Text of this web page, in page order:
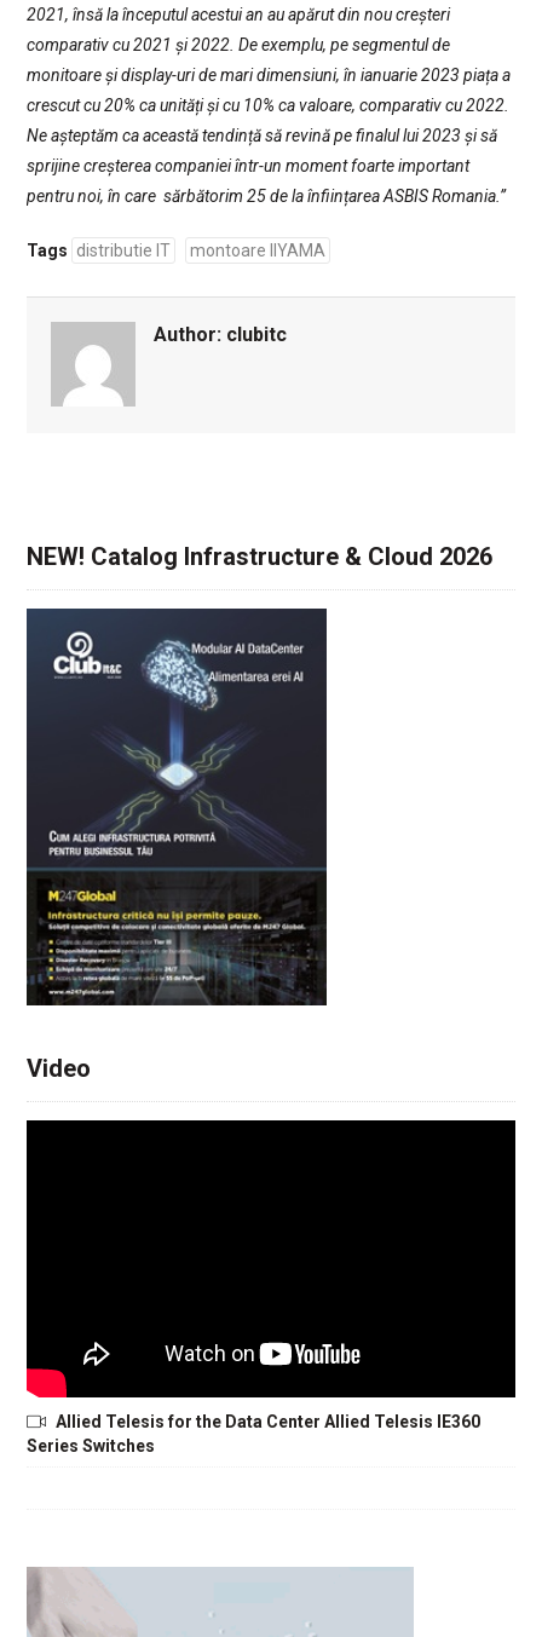
2021, însă la începutul acestui an au apărut din nou creșteri
comparativ cu 2021 și 2022. De exemplu, pe segmentul de
monitoare și display-uri de mari dimensiuni, în ianuarie 2023 piața a
crescut cu 20% ca unități și cu 10% ca valoare, comparativ cu 2022.
Ne așteptăm ca această tendință să revină pe finalul lui 2023 și să
sprijine creșterea companiei într-un moment foarte important
pentru noi, în care sărbătorim 25 de la înființarea ASBIS Romania.”
Tags distributie IT montoare IIYAMA
Author: clubitc
NEW! Catalog Infrastructure & Cloud 2026
Video
Allied Telesis for the Data Center Allied Telesis IE360
Series Switches